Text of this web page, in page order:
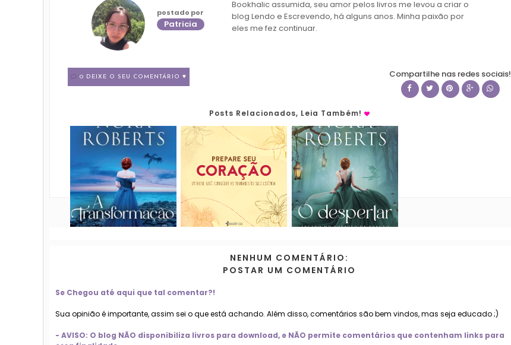
postado por
Patricia
Bookhalic assumida, seu amor pelos livros me levou a criar o
blog Lendo e Escrevendo, há alguns anos. Minha paixão por
eles me fez continuar.
0 DEIXE O SEU COMENTÁRIO ♥ Compartilhe nas redes sociais!
Posts Relacionados, Leia Também!
NENHUM COMENTÁRIO:
POSTAR UM COMENTÁRIO
Se Chegou até aqui que tal comentar?!
Sua opinião é importante, assim sei o que está achando. Além disso, comentários são bem vindos, mas seja educado ;)
- AVISO: O blog NÃO disponibiliza livros para download, e NÃO permite comentários que contenham links para